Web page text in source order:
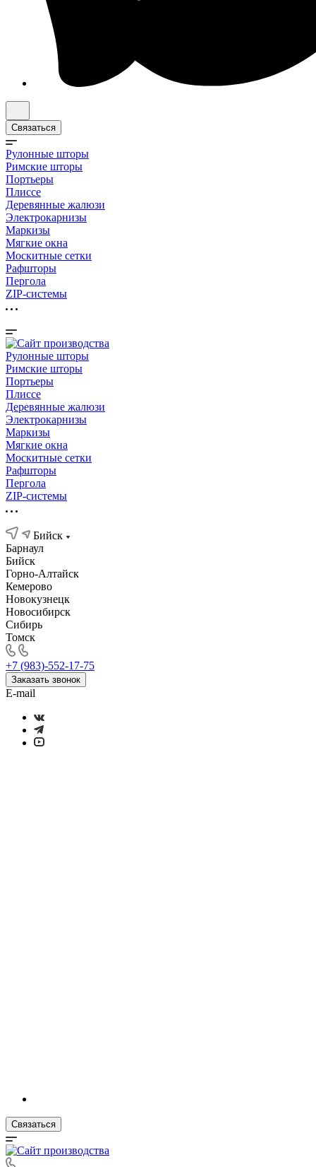
Связаться
Рулонные шторы
Римские шторы
Портьеры
Плиссе
Деревянные жалюзи
Электрокарнизы
Маркизы
Мягкие окна
Москитные сетки
Рафшторы
Пергола
ZIP-системы
Рулонные шторы
Римские шторы
Портьеры
Плиссе
Деревянные жалюзи
Электрокарнизы
Маркизы
Мягкие окна
Москитные сетки
Рафшторы
Пергола
ZIP-системы
Бийск
Барнаул
Бийск
Горно-Алтайск
Кемерово
Новокузнецк
Новосибирск
Сибирь
Томск
+7 (983)-552-17-75
Заказать звонок
E-mail
Связаться